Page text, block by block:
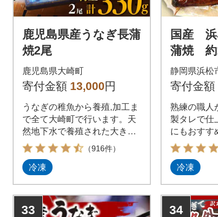
鹿児島県産うなぎ長蒲
焼2尾
鹿児島県大崎町
寄付金額 13,000円
うなぎの稚魚から養殖,加工ま
で全て大崎町で行います。天
然地下水で養殖された大きめ
のうなぎは身がふっくらし無
着色たれでしっかり焼き上げ
おいしさをそのままに真空パ
（916件）
冷凍
国産
蒲焼 約
静岡県浜松
寄付金額
熟練の職人
製タレで仕
にもおすす
冷凍
33 34